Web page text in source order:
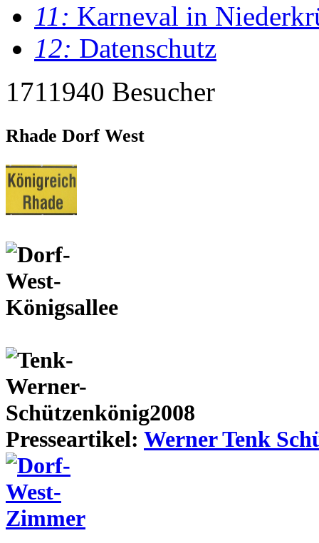
11: Karneval in
12: Datenschutz
1711940 Besucher
Rhade Dorf West
Presseartikel: Werner Tenk